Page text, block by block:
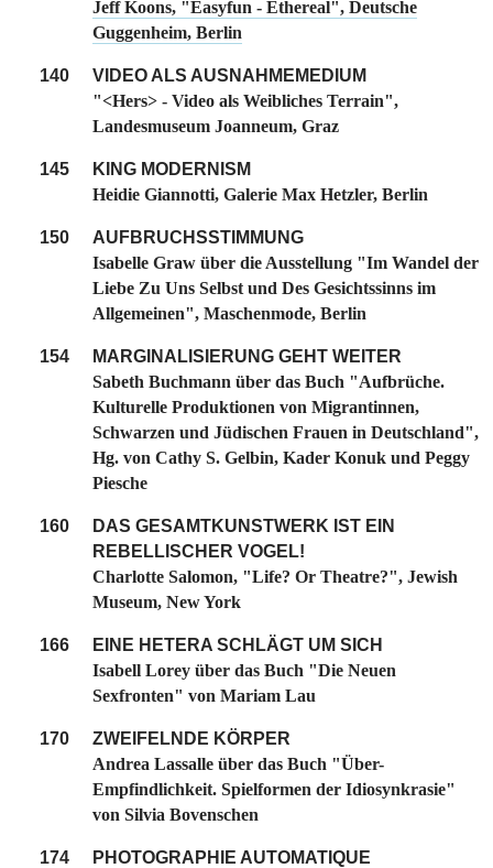
Jeff Koons, "Easyfun - Ethereal", Deutsche
Guggenheim, Berlin
140
VIDEO ALS AUSNAHMEMEDIUM
"<Hers> - Video als Weibliches Terrain",
Landesmuseum Joanneum, Graz
145
KING MODERNISM
Heidie Giannotti, Galerie Max Hetzler, Berlin
150
AUFBRUCHSSTIMMUNG
Isabelle Graw über die Ausstellung "Im Wandel der
Liebe Zu Uns Selbst und Des Gesichtssinns im
Allgemeinen", Maschenmode, Berlin
154
MARGINALISIERUNG GEHT WEITER
Sabeth Buchmann über das Buch "Aufbrüche.
Kulturelle Produktionen von Migrantinnen,
Schwarzen und Jüdischen Frauen in Deutschland",
Hg. von Cathy S. Gelbin, Kader Konuk und Peggy
Piesche
160
DAS GESAMTKUNSTWERK IST EIN
REBELLISCHER VOGEL!
Charlotte Salomon, "Life? Or Theatre?", Jewish
Museum, New York
166
EINE HETERA SCHLÄGT UM SICH
Isabell Lorey über das Buch "Die Neuen
Sexfronten" von Mariam Lau
170
ZWEIFELNDE KÖRPER
Andrea Lassalle über das Buch "Über-
Empfindlichkeit. Spielformen der Idiosynkrasie"
von Silvia Bovenschen
174
PHOTOGRAPHIE AUTOMATIQUE